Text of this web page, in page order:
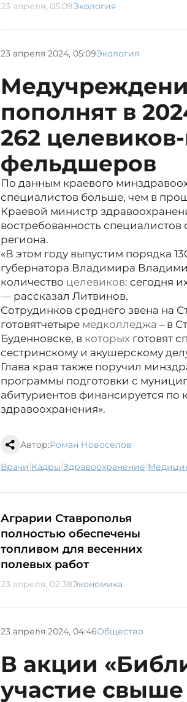
23 апреля, 05:09Экология
23 апреля 2024, 05:09Экология
пополнят в
262
фельдшеров
По данным краевого
специалистов больше, чем в
Краевой министр
востребованность
региона.
«В этом году выпустим порядка
губернатора Владимира
количество целевиков: сегодня
— рассказал Литвинов.
Сотрудинков среднего звена на
готовятчетыре медколледжа – в
Буденновске, в которых готовят
сестринскому и акушерскому
Глава края также поручил
программы подготовки с
абитуриентов финансируется по
здравоохранения».
Автор:Роман Новоселов
врачи| кадры| здравоохранение|
Аграрии Ставрополья
полностью обеспечены
топливом для весенних
полевых работ
23 апреля, 02:38Экономика
23 апреля 2024, 04:46Общество
В акции
участие свыше